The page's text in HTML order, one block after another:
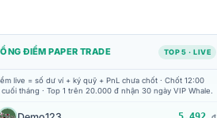
ĐIỂM PAPER TRADE TOP 5 · LIVE
live = số dư ví + ký quỹ + PnL chưa chốt · Chốt 12:00
tháng · Top 1 trên 20.000 đ nhận 30 ngày VIP Whale.